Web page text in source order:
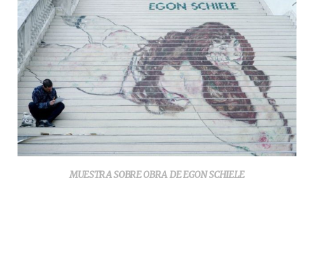
MUESTRA SOBRE OBRA DE EGON SCHIELE